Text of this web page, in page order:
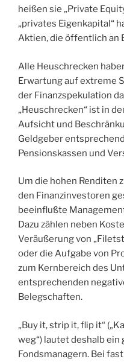
heißen sie „Private
„privates Eigenkapital“
Aktien, die öffentlich an
Alle Heuschrecken
Erwartung auf extreme
der Finanzspekulation
„Heuschrecken“ ist in
Aufsicht und
Geldgeber
Pensionskassen und
Um die hohen Renditen
den Finanzinvestoren
beeinflußte
Dazu zählen neben
Veräußerung von
oder die Aufgabe von
zum Kernbereich des
entsprechenden
Belegschaften.
„Buy it, strip it, flip it“
weg“) lautet deshalb
Fondsmanagern. Bei